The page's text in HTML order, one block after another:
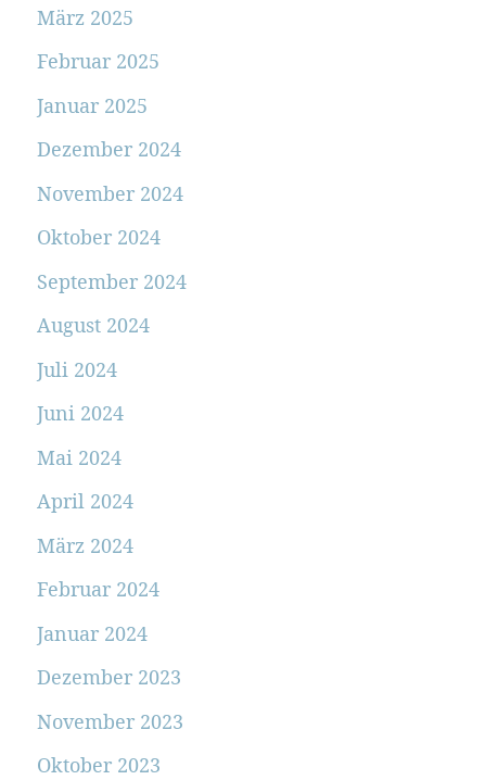
März 2025
Februar 2025
Januar 2025
Dezember 2024
November 2024
Oktober 2024
September 2024
August 2024
Juli 2024
Juni 2024
Mai 2024
April 2024
März 2024
Februar 2024
Januar 2024
Dezember 2023
November 2023
Oktober 2023